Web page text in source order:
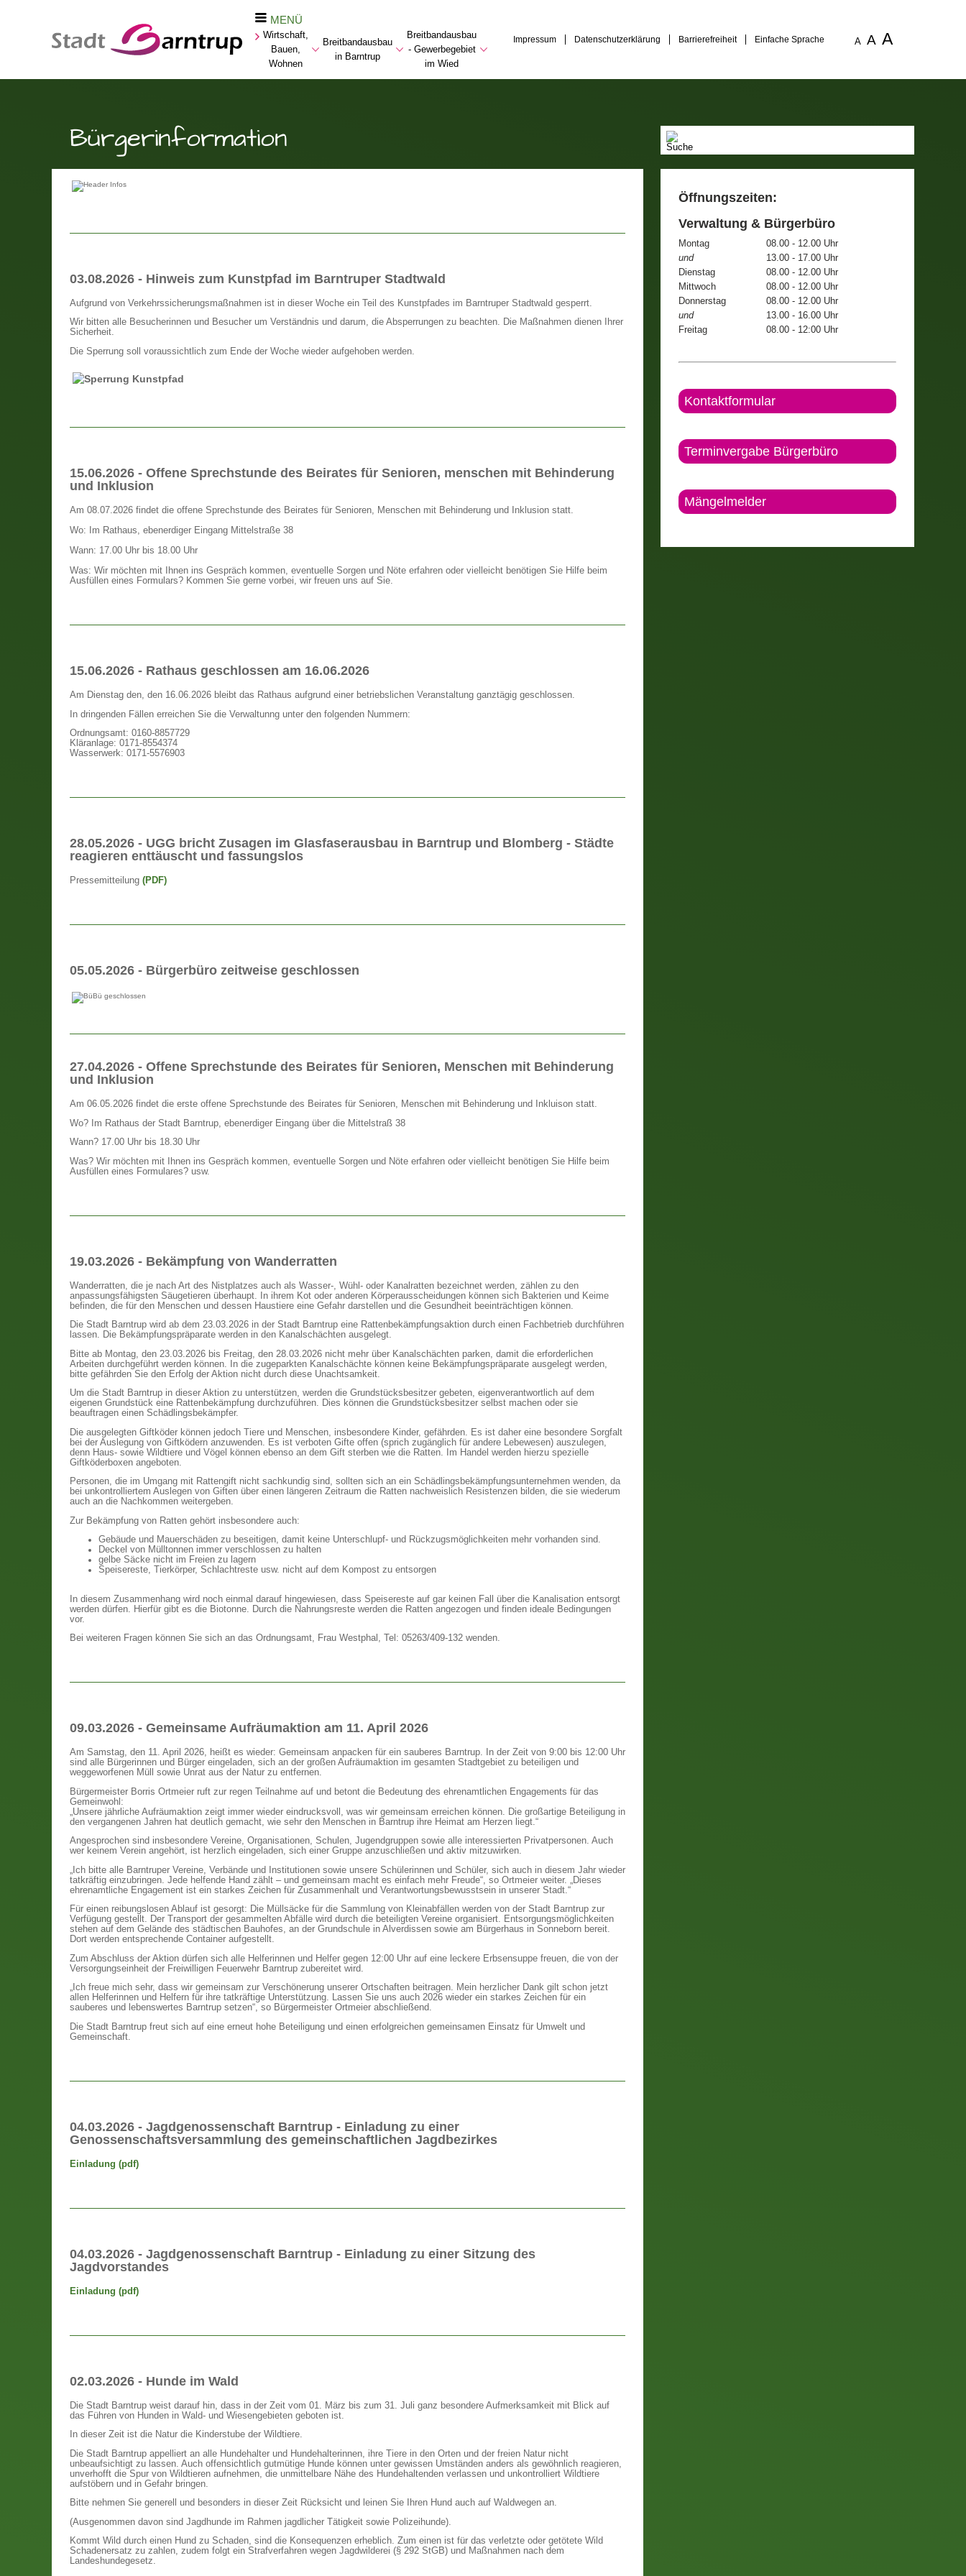
MENÜ
Wirtschaft,
Bauen,
Wohnen
Breitbandausbau
in Barntrup
Breitbandausbau
- Gewerbegebiet
im Wied
Impressum Datenschutzerklärung Barrierefreiheit Einfache Sprache A A A
Bürgerinformation
03.08.2026 - Hinweis zum Kunstpfad im Barntruper Stadtwald
Aufgrund von Verkehrssicherungsmaßnahmen ist in dieser Woche ein Teil des Kunstpfades im Barntruper Stadtwald gesperrt.
Wir bitten alle Besucherinnen und Besucher um Verständnis und darum, die Absperrungen zu beachten. Die Maßnahmen dienen Ihrer
Sicherheit.
Die Sperrung soll voraussichtlich zum Ende der Woche wieder aufgehoben werden.
15.06.2026 - Offene Sprechstunde des Beirates für Senioren, menschen mit Behinderung
und Inklusion
Am 08.07.2026 findet die offene Sprechstunde des Beirates für Senioren, Menschen mit Behinderung und Inklusion statt.
Wo: Im Rathaus, ebenerdiger Eingang Mittelstraße 38
Wann: 17.00 Uhr bis 18.00 Uhr
Was: Wir möchten mit Ihnen ins Gespräch kommen, eventuelle Sorgen und Nöte erfahren oder vielleicht benötigen Sie Hilfe beim
Ausfüllen eines Formulars? Kommen Sie gerne vorbei, wir freuen uns auf Sie.
15.06.2026 - Rathaus geschlossen am 16.06.2026
Am Dienstag den, den 16.06.2026 bleibt das Rathaus aufgrund einer betriebslichen Veranstaltung ganztägig geschlossen.
In dringenden Fällen erreichen Sie die Verwaltunng unter den folgenden Nummern:
Ordnungsamt: 0160-8857729
Kläranlage: 0171-8554374
Wasserwerk: 0171-5576903
28.05.2026 - UGG bricht Zusagen im Glasfaserausbau in Barntrup und Blomberg - Städte
reagieren enttäuscht und fassungslos
Pressemitteilung (PDF)
05.05.2026 - Bürgerbüro zeitweise geschlossen
27.04.2026 - Offene Sprechstunde des Beirates für Senioren, Menschen mit Behinderung
und Inklusion
Am 06.05.2026 findet die erste offene Sprechstunde des Beirates für Senioren, Menschen mit Behinderung und Inkluison statt.
Wo? Im Rathaus der Stadt Barntrup, ebenerdiger Eingang über die Mittelstraß 38
Wann? 17.00 Uhr bis 18.30 Uhr
Was? Wir möchten mit Ihnen ins Gespräch kommen, eventuelle Sorgen und Nöte erfahren oder vielleicht benötigen Sie Hilfe beim
Ausfüllen eines Formulares? usw.
19.03.2026 - Bekämpfung von Wanderratten
Wanderratten, die je nach Art des Nistplatzes auch als Wasser-, Wühl- oder Kanalratten bezeichnet werden, zählen zu den
anpassungsfähigsten Säugetieren überhaupt. In ihrem Kot oder anderen Körperausscheidungen können sich Bakterien und Keime
befinden, die für den Menschen und dessen Haustiere eine Gefahr darstellen und die Gesundheit beeinträchtigen können.
Die Stadt Barntrup wird ab dem 23.03.2026 in der Stadt Barntrup eine Rattenbekämpfungsaktion durch einen Fachbetrieb durchführen
lassen. Die Bekämpfungspräparate werden in den Kanalschächten ausgelegt.
Bitte ab Montag, den 23.03.2026 bis Freitag, den 28.03.2026 nicht mehr über Kanalschächten parken, damit die erforderlichen
Arbeiten durchgeführt werden können. In die zugeparkten Kanalschächte können keine Bekämpfungspräparate ausgelegt werden,
bitte gefährden Sie den Erfolg der Aktion nicht durch diese Unachtsamkeit.
Um die Stadt Barntrup in dieser Aktion zu unterstützen, werden die Grundstücksbesitzer gebeten, eigenverantwortlich auf dem
eigenen Grundstück eine Rattenbekämpfung durchzuführen. Dies können die Grundstücksbesitzer selbst machen oder sie
beauftragen einen Schädlingsbekämpfer.
Die ausgelegten Giftköder können jedoch Tiere und Menschen, insbesondere Kinder, gefährden. Es ist daher eine besondere Sorgfalt
bei der Auslegung von Giftködern anzuwenden. Es ist verboten Gifte offen (sprich zugänglich für andere Lebewesen) auszulegen,
denn Haus- sowie Wildtiere und Vögel können ebenso an dem Gift sterben wie die Ratten. Im Handel werden hierzu spezielle
Giftköderboxen angeboten.
Personen, die im Umgang mit Rattengift nicht sachkundig sind, sollten sich an ein Schädlingsbekämpfungsunternehmen wenden, da
bei unkontrolliertem Auslegen von Giften über einen längeren Zeitraum die Ratten nachweislich Resistenzen bilden, die sie wiederum
auch an die Nachkommen weitergeben.
Zur Bekämpfung von Ratten gehört insbesondere auch:
Gebäude und Mauerschäden zu beseitigen, damit keine Unterschlupf- und Rückzugsmöglichkeiten mehr vorhanden sind.
Deckel von Mülltonnen immer verschlossen zu halten
gelbe Säcke nicht im Freien zu lagern
Speisereste, Tierkörper, Schlachtreste usw. nicht auf dem Kompost zu entsorgen
In diesem Zusammenhang wird noch einmal darauf hingewiesen, dass Speisereste auf gar keinen Fall über die Kanalisation entsorgt
werden dürfen. Hierfür gibt es die Biotonne. Durch die Nahrungsreste werden die Ratten angezogen und finden ideale Bedingungen
vor.
Bei weiteren Fragen können Sie sich an das Ordnungsamt, Frau Westphal, Tel: 05263/409-132 wenden.
09.03.2026 - Gemeinsame Aufräumaktion am 11. April 2026
Am Samstag, den 11. April 2026, heißt es wieder: Gemeinsam anpacken für ein sauberes Barntrup. In der Zeit von 9:00 bis 12:00 Uhr
sind alle Bürgerinnen und Bürger eingeladen, sich an der großen Aufräumaktion im gesamten Stadtgebiet zu beteiligen und
weggeworfenen Müll sowie Unrat aus der Natur zu entfernen.
Bürgermeister Borris Ortmeier ruft zur regen Teilnahme auf und betont die Bedeutung des ehrenamtlichen Engagements für das
Gemeinwohl:
„Unsere jährliche Aufräumaktion zeigt immer wieder eindrucksvoll, was wir gemeinsam erreichen können. Die großartige Beteiligung in
den vergangenen Jahren hat deutlich gemacht, wie sehr den Menschen in Barntrup ihre Heimat am Herzen liegt.“
Angesprochen sind insbesondere Vereine, Organisationen, Schulen, Jugendgruppen sowie alle interessierten Privatpersonen. Auch
wer keinem Verein angehört, ist herzlich eingeladen, sich einer Gruppe anzuschließen und aktiv mitzuwirken.
„Ich bitte alle Barntruper Vereine, Verbände und Institutionen sowie unsere Schülerinnen und Schüler, sich auch in diesem Jahr wieder
tatkräftig einzubringen. Jede helfende Hand zählt – und gemeinsam macht es einfach mehr Freude“, so Ortmeier weiter. „Dieses
ehrenamtliche Engagement ist ein starkes Zeichen für Zusammenhalt und Verantwortungsbewusstsein in unserer Stadt.“
Für einen reibungslosen Ablauf ist gesorgt: Die Müllsäcke für die Sammlung von Kleinabfällen werden von der Stadt Barntrup zur
Verfügung gestellt. Der Transport der gesammelten Abfälle wird durch die beteiligten Vereine organisiert. Entsorgungsmöglichkeiten
stehen auf dem Gelände des städtischen Bauhofes, an der Grundschule in Alverdissen sowie am Bürgerhaus in Sonneborn bereit.
Dort werden entsprechende Container aufgestellt.
Zum Abschluss der Aktion dürfen sich alle Helferinnen und Helfer gegen 12:00 Uhr auf eine leckere Erbsensuppe freuen, die von der
Versorgungseinheit der Freiwilligen Feuerwehr Barntrup zubereitet wird.
„Ich freue mich sehr, dass wir gemeinsam zur Verschönerung unserer Ortschaften beitragen. Mein herzlicher Dank gilt schon jetzt
allen Helferinnen und Helfern für ihre tatkräftige Unterstützung. Lassen Sie uns auch 2026 wieder ein starkes Zeichen für ein
sauberes und lebenswertes Barntrup setzen“, so Bürgermeister Ortmeier abschließend.
Die Stadt Barntrup freut sich auf eine erneut hohe Beteiligung und einen erfolgreichen gemeinsamen Einsatz für Umwelt und
Gemeinschaft.
04.03.2026 - Jagdgenossenschaft Barntrup - Einladung zu einer
Genossenschaftsversammlung des gemeinschaftlichen Jagdbezirkes
Einladung (pdf)
04.03.2026 - Jagdgenossenschaft Barntrup - Einladung zu einer Sitzung des
Jagdvorstandes
Einladung (pdf)
02.03.2026 - Hunde im Wald
Die Stadt Barntrup weist darauf hin, dass in der Zeit vom 01. März bis zum 31. Juli ganz besondere Aufmerksamkeit mit Blick auf
das Führen von Hunden in Wald- und Wiesengebieten geboten ist.
In dieser Zeit ist die Natur die Kinderstube der Wildtiere.
Die Stadt Barntrup appelliert an alle Hundehalter und Hundehalterinnen, ihre Tiere in den Orten und der freien Natur nicht
unbeaufsichtigt zu lassen. Auch offensichtlich gutmütige Hunde können unter gewissen Umständen anders als gewöhnlich reagieren,
unverhofft die Spur von Wildtieren aufnehmen, die unmittelbare Nähe des Hundehaltenden verlassen und unkontrolliert Wildtiere
aufstöbern und in Gefahr bringen.
Bitte nehmen Sie generell und besonders in dieser Zeit Rücksicht und leinen Sie Ihren Hund auch auf Waldwegen an.
(Ausgenommen davon sind Jagdhunde im Rahmen jagdlicher Tätigkeit sowie Polizeihunde).
Kommt Wild durch einen Hund zu Schaden, sind die Konsequenzen erheblich. Zum einen ist für das verletzte oder getötete Wild
Schadenersatz zu zahlen, zudem folgt ein Strafverfahren wegen Jagdwilderei (§ 292 StGB) und Maßnahmen nach dem
Landeshundegesetz.
Öffnungszeiten:
Verwaltung & Bürgerbüro
Montag
08.00 - 12.00 Uhr
und
13.00 - 17.00 Uhr
Dienstag
08.00 - 12.00 Uhr
Mittwoch
08.00 - 12.00 Uhr
Donnerstag
08.00 - 12.00 Uhr
und
13.00 - 16.00 Uhr
Freitag
08.00 - 12:00 Uhr
Kontaktformular
Terminvergabe Bürgerbüro
Mängelmelder